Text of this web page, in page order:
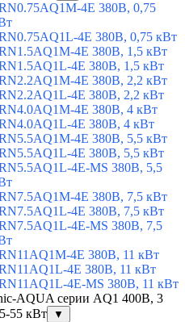
4E 380В, 0,75
4E 380В, 0,75 кВт
4E 380В, 1,5 кВт
4E 380В, 1,5 кВт
4E 380В, 2,2 кВт
4E 380В, 2,2 кВт
4E 380В, 4 кВт
4E 380В, 4 кВт
4E 380В, 5,5 кВт
4E 380В, 5,5 кВт
4E-MS 380В, 5,5
4E 380В, 7,5 кВт
4E 380В, 7,5 кВт
4E-MS 380В, 7,5
4E 380В, 11 кВт
4E 380В, 11 кВт
4E-MS 380В, 11 кВт
AQUA серии AQ1 400В, 3
55 кВт
▼